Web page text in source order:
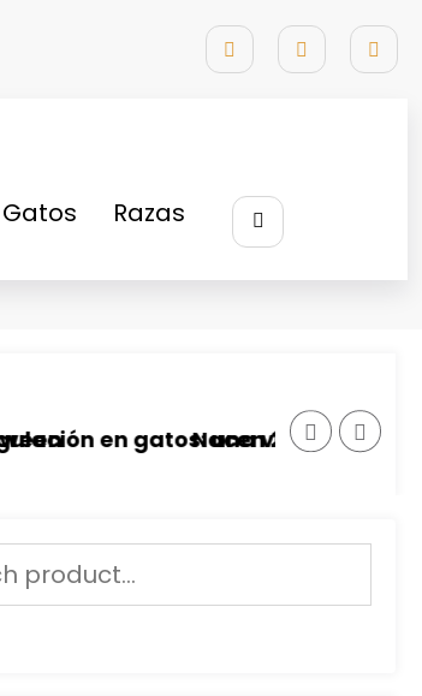
Razas
comportamiento felino
gatos: una victoria para sus
Nacen 2 cachorros de Gato